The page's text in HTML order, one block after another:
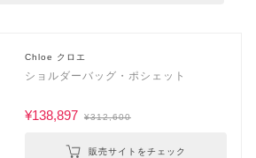
Chloe クロエ
ショルダーバッグ・ポシェット
¥138,897 ¥312,600
販売サイトをチェック